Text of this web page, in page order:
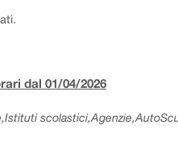
dal 01/04/2026